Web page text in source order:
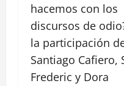
hacemos con los
discursos de
la participación
Santiago Cafiero,
Frederic y Dora